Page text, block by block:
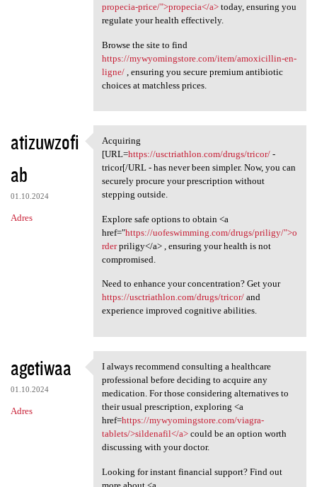
propecia-price/">propecia</a>today, ensuring you
regulate your health effectively.
Browse the site to find
https://mywyomingstore.com/item/amoxicillin-en-
ligne/, ensuring you secure premium antibiotic
choices at matchless prices.
atizuwzofi
ab
01.10.2024
Adres
Acquiring [URL=https:/
Acquiring
[URL=https://usctriathlon.com/drugs/tricor/-
tricor[/URL - has never been simpler. Now, you can
securely procure your prescription without
stepping outside.
Explore safe options to obtain <a
href="https://uofeswimming.com/drugs/priligy/">o
rderpriligy</a> , ensuring your health is not
compromised.
Need to enhance your concentration? Get your
https://usctriathlon.com/drugs/tricor/and
experience improved cognitive abilities.
agetiwaa
01.10.2024
Adres
I always recommend consulting
I always recommend consulting a healthcare
professional before deciding to acquire any
medication. For those considering alternatives to
their usual prescription, exploring <a
href=https://mywyomingstore.com/viagra-
tablets/>sildenafil</a>could be an option worth
discussing with your doctor.
Looking for instant financial support? Find out